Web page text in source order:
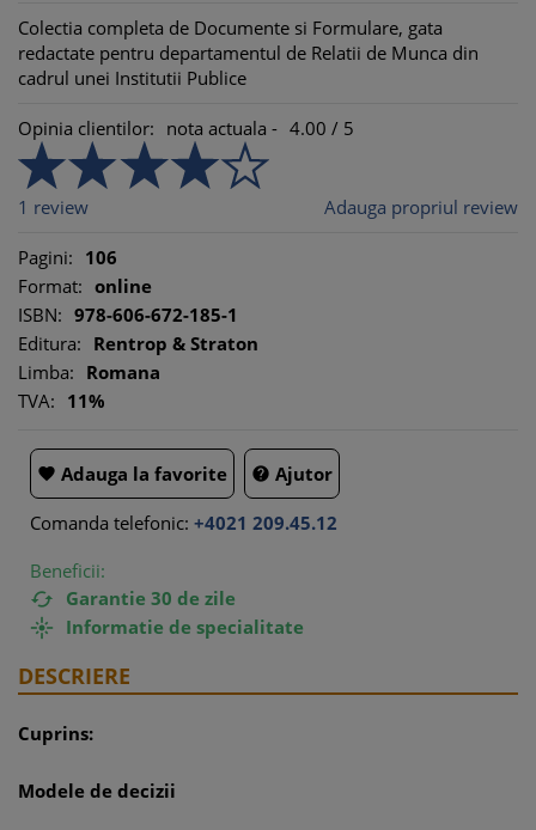
Colectia completa de Documente si Formulare, gata
redactate pentru departamentul de Relatii de Munca din
cadrul unei Institutii Publice
Opinia clientilor: nota actuala - 4.00 / 5
1 review Adauga propriul review
Pagini: 106
Format: online
ISBN: 978-606-672-185-1
Editura: Rentrop & Straton
Limba: Romana
TVA: 11%
 Adauga la favorite  Ajutor
Comanda telefonic: +4021 209.45.12
Beneficii:
 Garantie 30 de zile
 Informatie de specialitate
DESCRIERE
Cuprins:
Modele de decizii